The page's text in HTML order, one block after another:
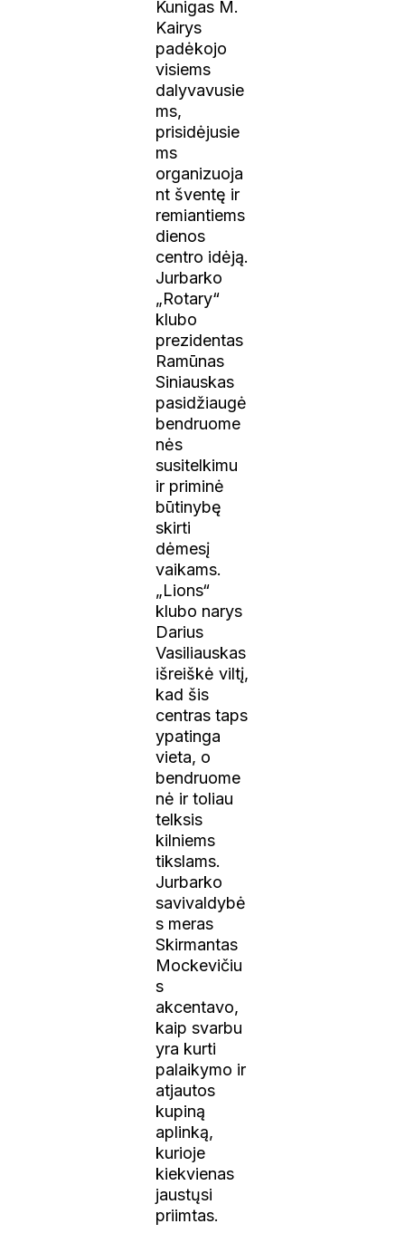
Kunigas M.
Kairys
padėkojo
visiems
dalyvavusie
ms,
prisidėjusie
ms
organizuoja
nt šventę ir
remiantiems
dienos
centro idėją.
Jurbarko
„Rotary“
klubo
prezidentas
Ramūnas
Siniauskas
pasidžiaugė
bendruome
nės
susitelkimu
ir priminė
būtinybę
skirti
dėmesį
vaikams.
„Lions“
klubo narys
Darius
Vasiliauskas
išreiškė viltį,
kad šis
centras taps
ypatinga
vieta, o
bendruome
nė ir toliau
telksis
kilniems
tikslams.
Jurbarko
savivaldybė
s meras
Skirmantas
Mockevičiu
s
akcentavo,
kaip svarbu
yra kurti
palaikymo ir
atjautos
kupiną
aplinką,
kurioje
kiekvienas
jaustųsi
priimtas.